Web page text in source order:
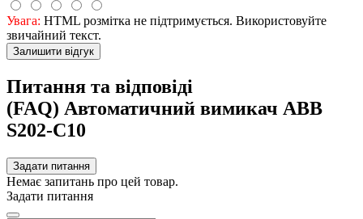
Увага: HTML розмітка не підтримується. Використовуйте
звичайний текст.
Залишити відгук
Питання та відповіді
(FAQ) Автоматичний вимикач ABB
S202-С10
Задати питання
Немає запитань про цей товар.
Задати питання